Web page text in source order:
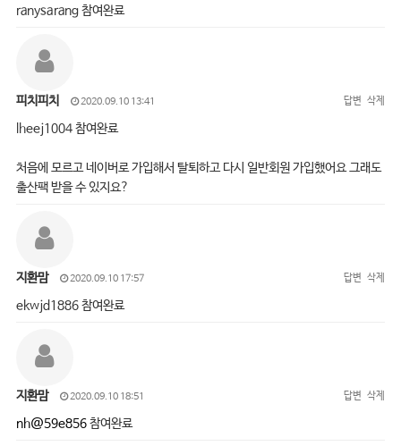
ranysarang 참여완료
피치피치 2020.09.10 13:41 답변 삭제
lheej1004 참여완료
처음에 모르고 네이버로 가입해서 탈퇴하고 다시 일반회원 가입했어요 그래도
출산팩 받을 수 있지요?
지환맘 2020.09.10 17:57 답변 삭제
ekwjd1886 참여완료
지환맘 2020.09.10 18:51 답변 삭제
nh@59e856참여완료